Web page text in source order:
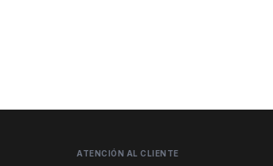
ATENCIÓN AL CLIENTE